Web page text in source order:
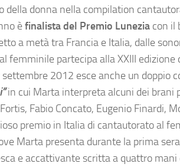
della donna nella compilation
èfinalista del Premio Lunezia con il
a metà tra Francia e Italia, dalle
femminile partecipa alla XXIII edizione
2012 esce anche un doppio
in cui Marta interpreta alcuni dei brani
Fabio Concato, Eugenio Finardi,
premio in Italia di cantautorato al
Marta presenta durante la prima
e accattivante scritta a quattro mani